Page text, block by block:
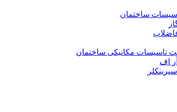
ساختمان
تاسیسات مکانیکی ساختمان
اف